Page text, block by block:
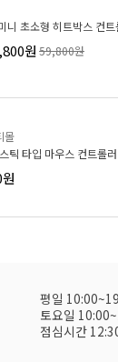
니 초소형 히트박스 컨트
원 59,800원
몰
틱 타입 마우스 컨트롤러
평일
토요일
점심시간